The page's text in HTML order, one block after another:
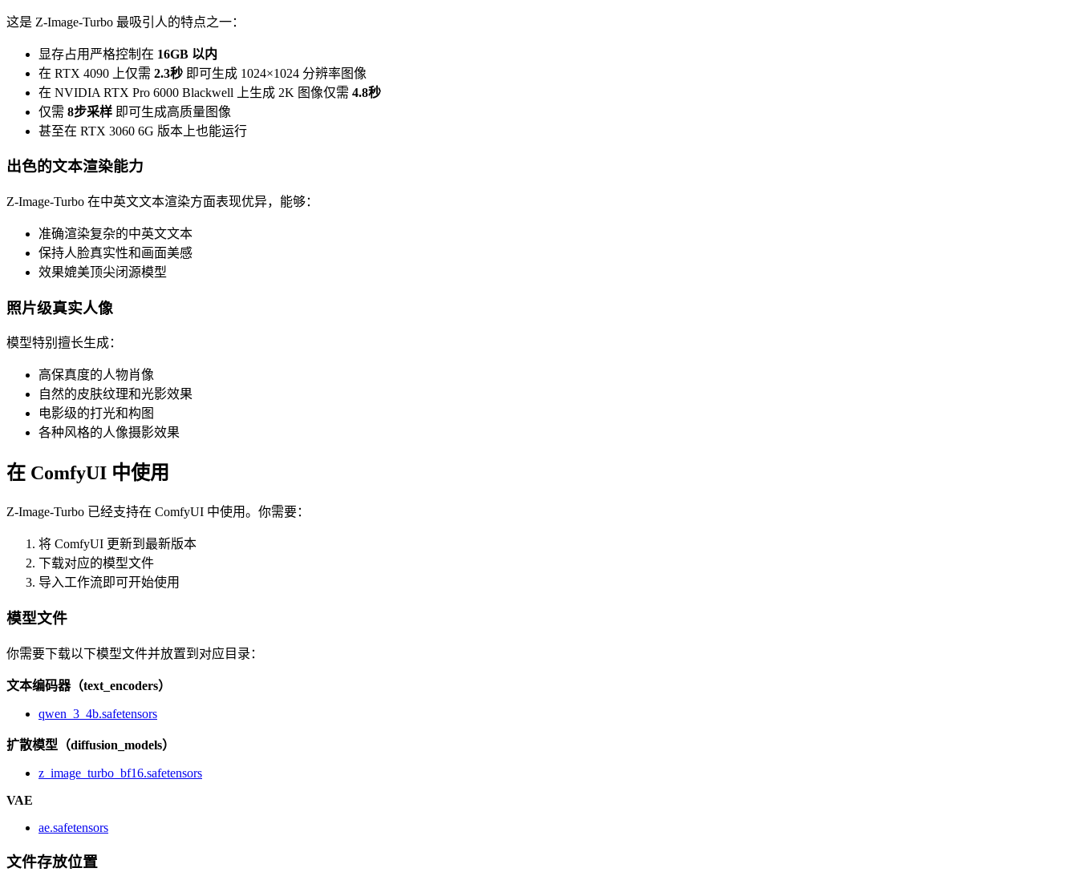
这是 Z-Image-Turbo 最吸引人的特点之一：
显存占用严格控制在 16GB 以内
在 RTX 4090 上仅需 2.3秒 即可生成 1024×1024 分辨率图像
在 NVIDIA RTX Pro 6000 Blackwell 上生成 2K 图像仅需 4.8秒
仅需 8步采样 即可生成高质量图像
甚至在 RTX 3060 6G 版本上也能运行
出色的文本渲染能力
Z-Image-Turbo 在中英文文本渲染方面表现优异，能够：
准确渲染复杂的中英文文本
保持人脸真实性和画面美感
效果媲美顶尖闭源模型
照片级真实人像
模型特别擅长生成：
高保真度的人物肖像
自然的皮肤纹理和光影效果
电影级的打光和构图
各种风格的人像摄影效果
在 ComfyUI 中使用
Z-Image-Turbo 已经支持在 ComfyUI 中使用。你需要：
将 ComfyUI 更新到最新版本
下载对应的模型文件
导入工作流即可开始使用
模型文件
你需要下载以下模型文件并放置到对应目录：
文本编码器（text_encoders）
qwen_3_4b.safetensors
扩散模型（diffusion_models）
z_image_turbo_bf16.safetensors
VAE
ae.safetensors
文件存放位置